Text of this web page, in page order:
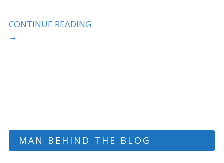
CONTINUE READING
→
MAN BEHIND THE BLOG